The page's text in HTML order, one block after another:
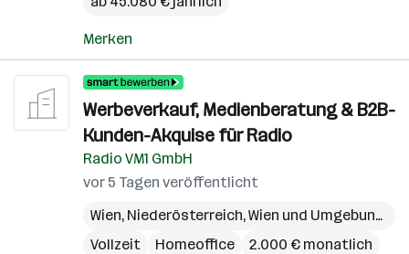
Merken
Werbeverkauf, Medienberatung & B2B-
Kunden-Akquise für Radio
Radio VM1 GmbH
vor 5 Tagen veröffentlicht
Wien, Niederösterreich,Wien und Umgebung
Vollzeit
Homeoffice 2.000 € monatlich